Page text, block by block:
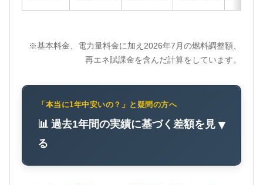
※基本料金、電力量料金に加え2026年7月の燃料調整額、
再エネ賦課金を含んだ計算をしています。
「本当に1年中安いの？」と疑問の方へ
📊 過去1年間の実績に基づく差額を見
る
▼